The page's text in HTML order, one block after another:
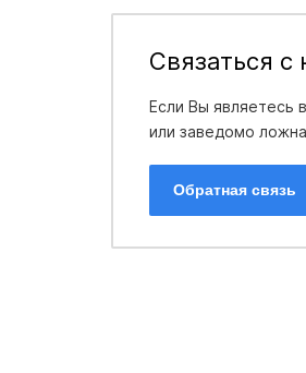
Связаться с
Если Вы являетесь
или заведомо
Обратная связь